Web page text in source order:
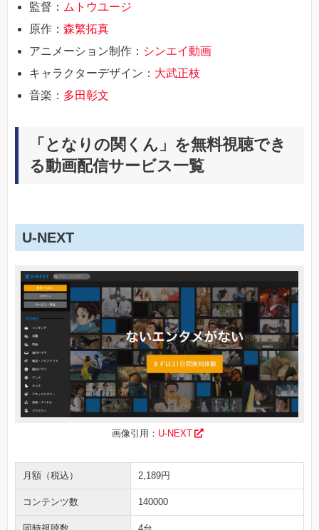
監督： ムトウユージ
原作： 森繁拓真
アニメーション制作： シンエイ動画
キャラクターデザイン： 大武正枝
音楽： 多田彰文
「となりの関くん」を無料視聴でき
る動画配信サービス一覧
U-NEXT
画像引用： U-NEXT
月額（税込） 2,189円
コンテンツ数 140000